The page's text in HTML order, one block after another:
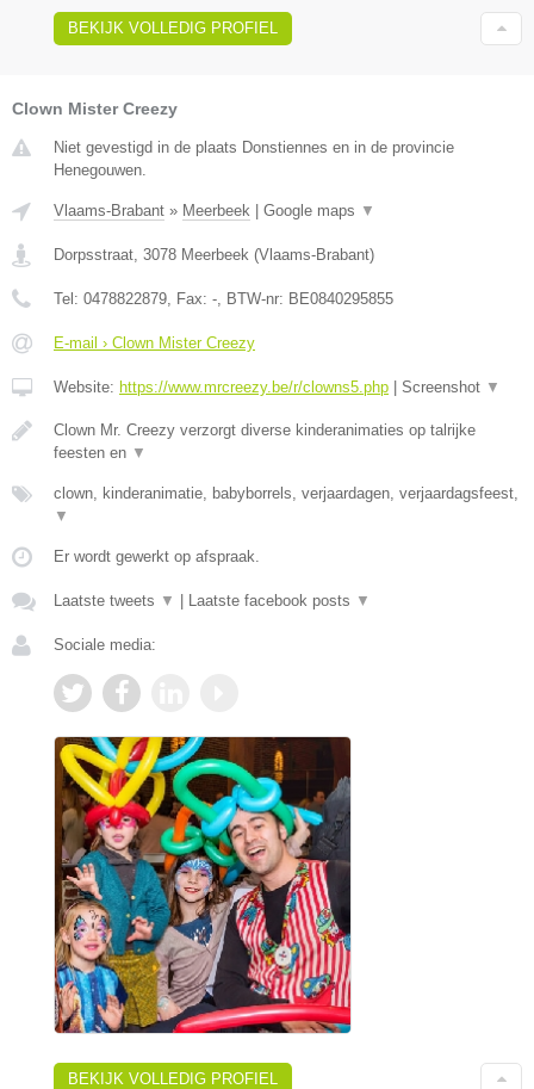
BEKIJK VOLLEDIG PROFIEL
Clown Mister Creezy
Niet gevestigd in de plaats Donstiennes en in de provincie
Henegouwen.
Vlaams-Brabant » Meerbeek Google maps ▼
Dorpsstraat, 3078 Meerbeek (Vlaams-Brabant)
Tel: 0478822879, Fax: -, BTW-nr: BE0840295855
E-mail › Clown Mister Creezy
Website: https://www.mrcreezy.be/r/clowns5.php Screenshot ▼
Clown Mr. Creezy verzorgt diverse kinderanimaties op talrijke
feesten en ▼
clown, kinderanimatie, babyborrels, verjaardagen, verjaardagsfeest,
▼
Er wordt gewerkt op afspraak.
Laatste tweets ▼ Laatste facebook posts ▼
Sociale media:
BEKIJK VOLLEDIG PROFIEL